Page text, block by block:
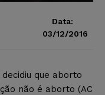
Data:
03/12/2016
que aborto
não é aborto (AC